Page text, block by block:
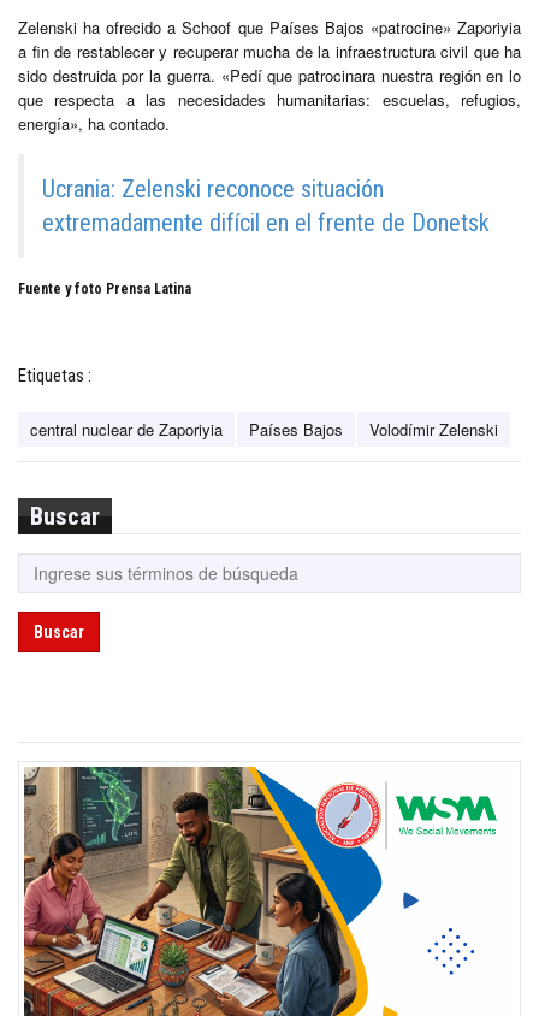
Zelenski ha ofrecido a Schoof que Países Bajos «patrocine» Zaporiyia
a fin de restablecer y recuperar mucha de la infraestructura civil que ha
sido destruida por la guerra. «Pedí que patrocinara nuestra región en lo
que respecta a las necesidades humanitarias: escuelas, refugios,
energía», ha contado.
Ucrania: Zelenski reconoce situación
extremadamente difícil en el frente de Donetsk
Fuente y foto Prensa Latina
Etiquetas :
central nuclear de Zaporiyia Países Bajos Volodímir Zelenski
Buscar
Buscar